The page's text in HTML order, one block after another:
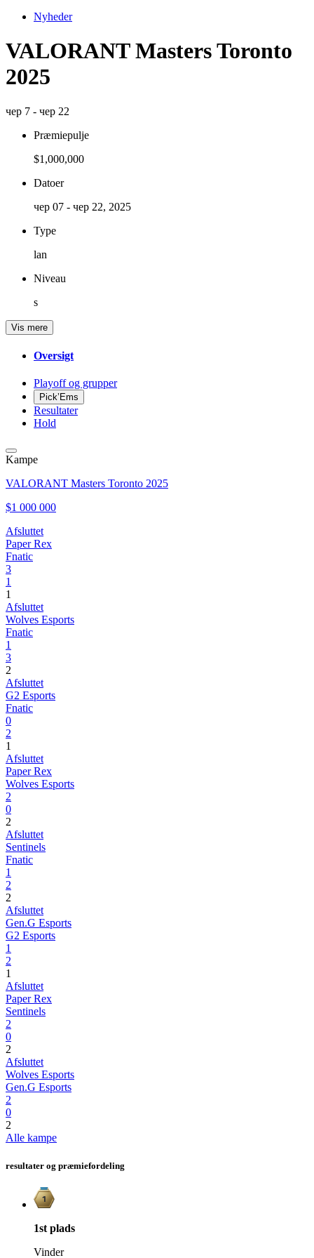
Nyheder
VALORANT Masters Toronto
2025
чер 7 - чер 22
Præmiepulje
$1,000,000
Datoer
чер 07 - чер 22, 2025
Type
lan
Niveau
s
Vis mere
Oversigt
Playoff og grupper
Pick’Ems
Resultater
Hold
Kampe
VALORANT Masters Toronto 2025
$1 000 000
Afsluttet
Paper Rex
Fnatic
3
1
1
Afsluttet
Wolves Esports
Fnatic
1
3
2
Afsluttet
G2 Esports
Fnatic
0
2
1
Afsluttet
Paper Rex
Wolves Esports
2
0
2
Afsluttet
Sentinels
Fnatic
1
2
2
Afsluttet
Gen.G Esports
G2 Esports
1
2
1
Afsluttet
Paper Rex
Sentinels
2
0
2
Afsluttet
Wolves Esports
Gen.G Esports
2
0
2
Alle kampe
resultater og præmiefordeling
1st plads
Vinder